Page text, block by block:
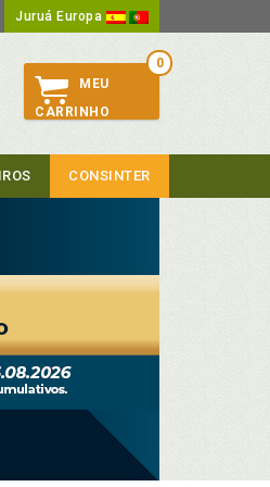
Juruá Europa
0
MEU
CARRINHO
CONSINTER